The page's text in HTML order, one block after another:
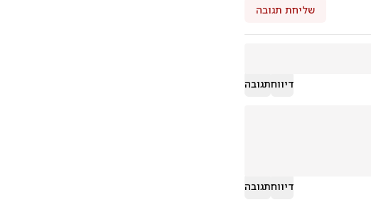
שליחת תגובה
דיווחתגובה
דיווחתגובה